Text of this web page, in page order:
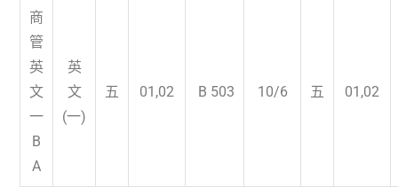
商
管
英
文
一
B
A
英
文
(一)
五 01,02 B 503 10/6 五 01,02